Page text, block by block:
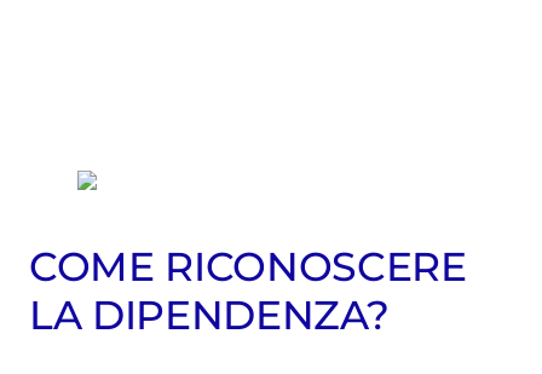
COME RICONOSCERE
LA DIPENDENZA?